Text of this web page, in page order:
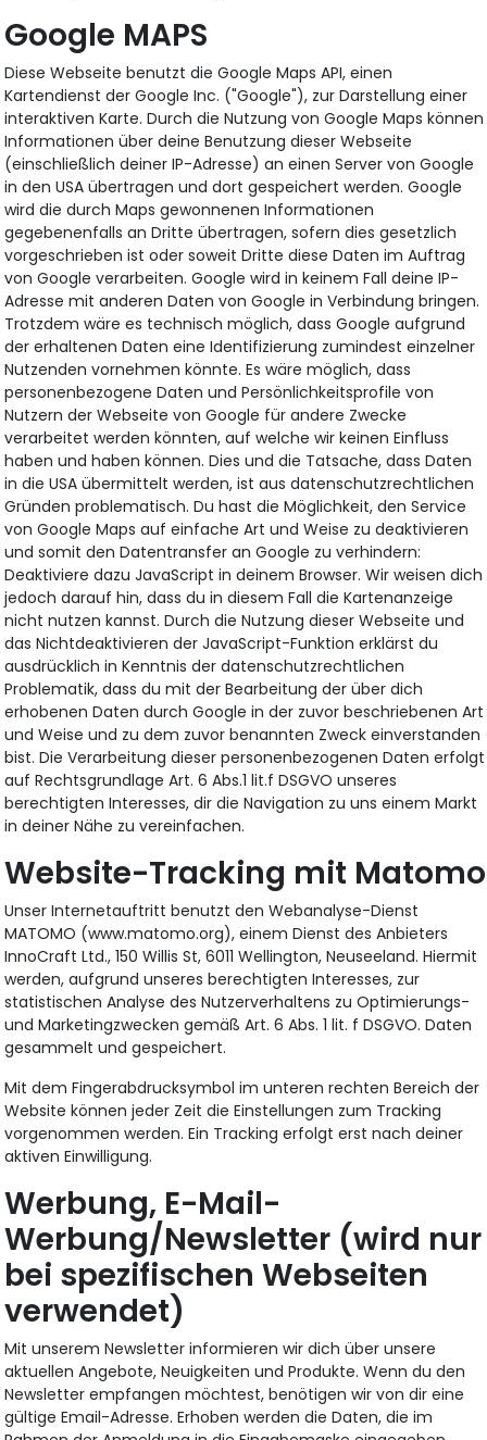
Google MAPS
Diese Webseite benutzt die Google Maps API, einen
Kartendienst der Google Inc. ("Google"), zur Darstellung einer
interaktiven Karte. Durch die Nutzung von Google Maps können
Informationen über deine Benutzung dieser Webseite
(einschließlich deiner IP-Adresse) an einen Server von Google
in den USA übertragen und dort gespeichert werden. Google
wird die durch Maps gewonnenen Informationen
gegebenenfalls an Dritte übertragen, sofern dies gesetzlich
vorgeschrieben ist oder soweit Dritte diese Daten im Auftrag
von Google verarbeiten. Google wird in keinem Fall deine IP-
Adresse mit anderen Daten von Google in Verbindung bringen.
Trotzdem wäre es technisch möglich, dass Google aufgrund
der erhaltenen Daten eine Identifizierung zumindest einzelner
Nutzenden vornehmen könnte. Es wäre möglich, dass
personenbezogene Daten und Persönlichkeitsprofile von
Nutzern der Webseite von Google für andere Zwecke
verarbeitet werden könnten, auf welche wir keinen Einfluss
haben und haben können. Dies und die Tatsache, dass Daten
in die USA übermittelt werden, ist aus datenschutzrechtlichen
Gründen problematisch. Du hast die Möglichkeit, den Service
von Google Maps auf einfache Art und Weise zu deaktivieren
und somit den Datentransfer an Google zu verhindern:
Deaktiviere dazu JavaScript in deinem Browser. Wir weisen dich
jedoch darauf hin, dass du in diesem Fall die Kartenanzeige
nicht nutzen kannst. Durch die Nutzung dieser Webseite und
das Nichtdeaktivieren der JavaScript-Funktion erklärst du
ausdrücklich in Kenntnis der datenschutzrechtlichen
Problematik, dass du mit der Bearbeitung der über dich
erhobenen Daten durch Google in der zuvor beschriebenen Art
und Weise und zu dem zuvor benannten Zweck einverstanden
bist. Die Verarbeitung dieser personenbezogenen Daten erfolgt
auf Rechtsgrundlage Art. 6 Abs.1 lit.f DSGVO unseres
berechtigten Interesses, dir die Navigation zu uns einem Markt
in deiner Nähe zu vereinfachen.
Website-Tracking mit Matomo
Unser Internetauftritt benutzt den Webanalyse-Dienst
MATOMO (www.matomo.org), einem Dienst des Anbieters
InnoCraft Ltd., 150 Willis St, 6011 Wellington, Neuseeland. Hiermit
werden, aufgrund unseres berechtigten Interesses, zur
statistischen Analyse des Nutzerverhaltens zu Optimierungs-
und Marketingzwecken gemäß Art. 6 Abs. 1 lit. f DSGVO. Daten
gesammelt und gespeichert.
Mit dem Fingerabdrucksymbol im unteren rechten Bereich der
Website können jeder Zeit die Einstellungen zum Tracking
vorgenommen werden. Ein Tracking erfolgt erst nach deiner
aktiven Einwilligung.
Werbung, E-Mail-
Werbung/Newsletter (wird nur
bei spezifischen Webseiten
verwendet)
Mit unserem Newsletter informieren wir dich über unsere
aktuellen Angebote, Neuigkeiten und Produkte. Wenn du den
Newsletter empfangen möchtest, benötigen wir von dir eine
gültige Email-Adresse. Erhoben werden die Daten, die im